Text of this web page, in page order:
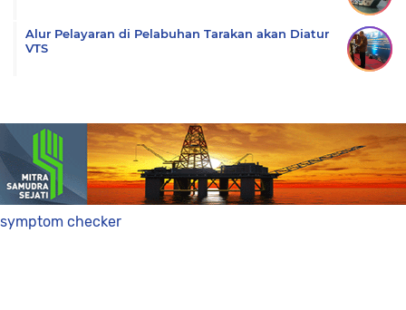
Alur Pelayaran di Pelabuhan Tarakan akan Diatur
VTS
symptom checker